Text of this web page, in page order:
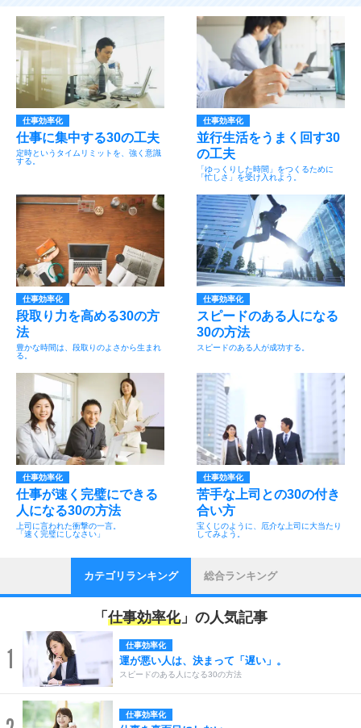
仕事効率化
仕事に集中する30の工夫
定時というタイムリミットを、強く意識
する。
仕事効率化
並行生活をうまく回す30
の工夫
「ゆっくりした時間」をつくるために
「忙しさ」を受け入れよう。
仕事効率化
段取り力を高める30の方
法
豊かな時間は、段取りのよさから生まれ
る。
仕事効率化
スピードのある人になる
30の方法
スピードのある人が成功する。
仕事効率化
仕事が速く完璧にできる
人になる30の方法
上司に言われた衝撃の一言。
「速く完璧にしなさい」
仕事効率化
苦手な上司との30の付き
合い方
宝くじのように、厄介な上司に大当たり
してみよう。
カテゴリランキング 総合ランキング
「 仕事効率化」の人気記事
1 仕事効率化
運が悪い人は、決まって「遅い」。
スピードのある人になる30の方法
仕事効率化